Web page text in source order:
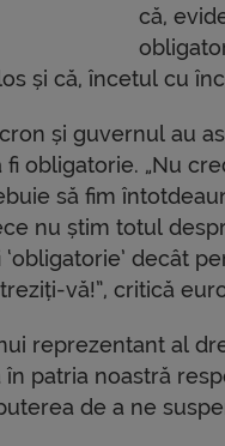
că,
și că, încetul cu
și guvernul au
obligatorie. „Nu
să fim
nu știm totul
‘obligatorie’ decât
vă!”, critică
reprezentant al
în patria noastră
de a ne